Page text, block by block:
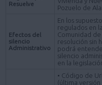
Resuelve
Pozuelo de
Efectos del
silencio
Administrativo
En los
regulados en
Comunidad
resolución sin
podrá
silencio
en la
• Código de
(última